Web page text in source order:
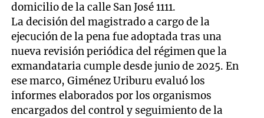
domicilio de la calle San José 1111.
La decisión del magistrado a cargo de la
ejecución de la pena fue adoptada tras una
nueva revisión periódica del régimen que la
exmandataria cumple desde junio de 2025. En
ese marco, Giménez Uriburu evaluó los
informes elaborados por los organismos
encargados del control y seguimiento de la